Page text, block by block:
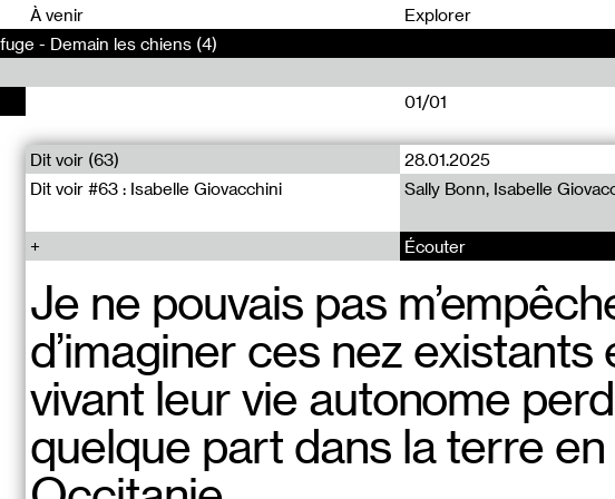
À venir Explorer
- Demain les chiens (4)
01/01
Dit voir (63) 28.01.2025
Dit voir #63 : Isabelle Giovacchini
Sally Bonn, Isabelle
Écouter
Je ne pouvais pas
d’imaginer ces nez existants
vivant leur vie autonome
quelque part dans la terre en